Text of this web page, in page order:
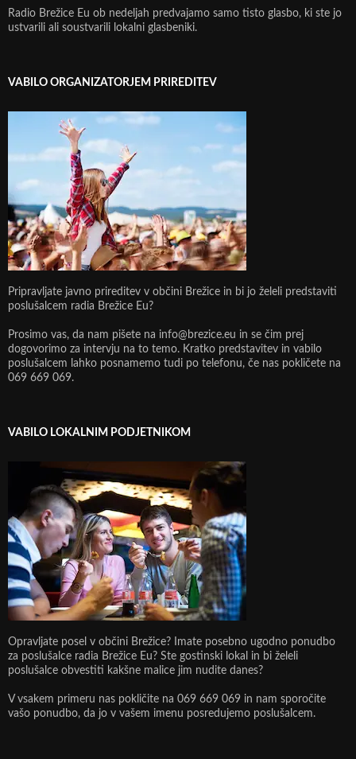
Radio Brežice Eu ob nedeljah predvajamo samo tisto glasbo, ki ste jo
ustvarili ali soustvarili lokalni glasbeniki.
VABILO ORGANIZATORJEM PRIREDITEV
Pripravljate javno prireditev v občini Brežice in bi jo želeli predstaviti
poslušalcem radia Brežice Eu?
Prosimo vas, da nam pišete na info@brezice.eu in se čim prej
dogovorimo za intervju na to temo. Kratko predstavitev in vabilo
poslušalcem lahko posnamemo tudi po telefonu, če nas pokličete na
069 669 069.
VABILO LOKALNIM PODJETNIKOM
Opravljate posel v občini Brežice? Imate posebno ugodno ponudbo
za poslušalce radia Brežice Eu? Ste gostinski lokal in bi želeli
poslušalce obvestiti kakšne malice jim nudite danes?
V vsakem primeru nas pokličite na 069 669 069 in nam sporočite
vašo ponudbo, da jo v vašem imenu posredujemo poslušalcem.